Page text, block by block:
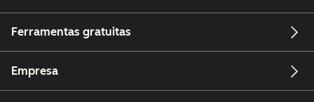
Ferramentas gratuitas
Empresa